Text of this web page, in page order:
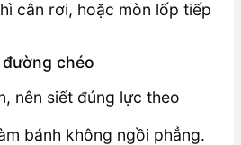
cân rơi, hoặc mòn lốp tiếp
chéo
nên siết đúng lực theo
bánh không ngồi phẳng.